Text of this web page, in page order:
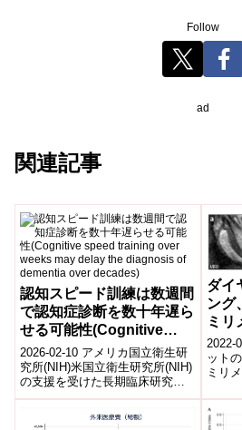
Follow
ad
関連記事
認知スピード訓練は数週間
で認知症診断を数十年遅ら
せる可能性(Cognitive
speed training over
weeks may delay the
diagnosis of dementia
over decades)
2026-02-10 アメリカ国立衛生研
究所(NIH)米国立衛生研究所(NIH)
の支援を受けた長期臨床研究
は、高齢者に対する特定の認知
ダイ
ング
ミリ
視化
解明
ル〜
2022-
ット
ミリ
ケー
型ヘ...